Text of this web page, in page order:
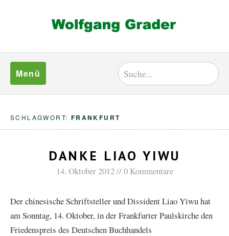
Menü
SCHLAGWORT: FRANKFURT
DANKE LIAO YIWU
14. Oktober 2012 0 Kommentare
Der chinesische Schriftsteller und Dissident Liao Yiwu hat
am Sonntag, 14. Oktober, in der Frankfurter Paulskirche den
Friedenspreis des Deutschen Buchhandels